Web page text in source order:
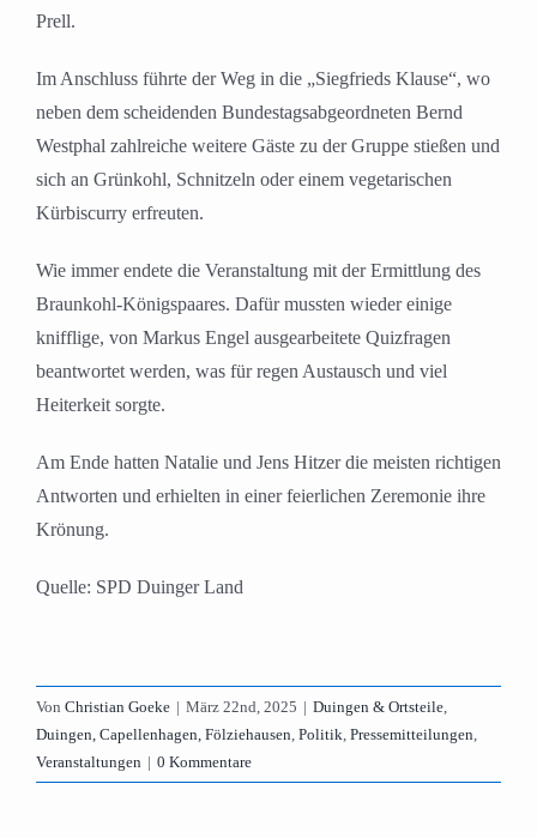
Prell.
Im Anschluss führte der Weg in die „Siegfrieds Klause“, wo
neben dem scheidenden Bundestagsabgeordneten Bernd
Westphal zahlreiche weitere Gäste zu der Gruppe stießen und
sich an Grünkohl, Schnitzeln oder einem vegetarischen
Kürbiscurry erfreuten.
Wie immer endete die Veranstaltung mit der Ermittlung des
Braunkohl-Königspaares. Dafür mussten wieder einige
knifflige, von Markus Engel ausgearbeitete Quizfragen
beantwortet werden, was für regen Austausch und viel
Heiterkeit sorgte.
Am Ende hatten Natalie und Jens Hitzer die meisten richtigen
Antworten und erhielten in einer feierlichen Zeremonie ihre
Krönung.
Quelle: SPD Duinger Land
Von Christian Goeke | März 22nd, 2025 | Duingen & Ortsteile,
Duingen, Capellenhagen, Fölziehausen, Politik, Pressemitteilungen,
Veranstaltungen | 0 Kommentare